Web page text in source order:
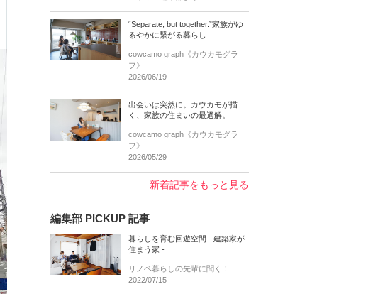
“Separate, but together.”家族がゆ
るやかに繋がる暮らし
cowcamo graph《カウカモグラ
フ》
2026/06/19
出会いは突然に。カウカモが描
く、家族の住まいの最適解。
cowcamo graph《カウカモグラ
フ》
2026/05/29
新着記事をもっと見る
編集部 PICKUP 記事
暮らしを育む回遊空間 - 建築家が
住まう家 -
リノベ暮らしの先輩に聞く！
2022/07/15